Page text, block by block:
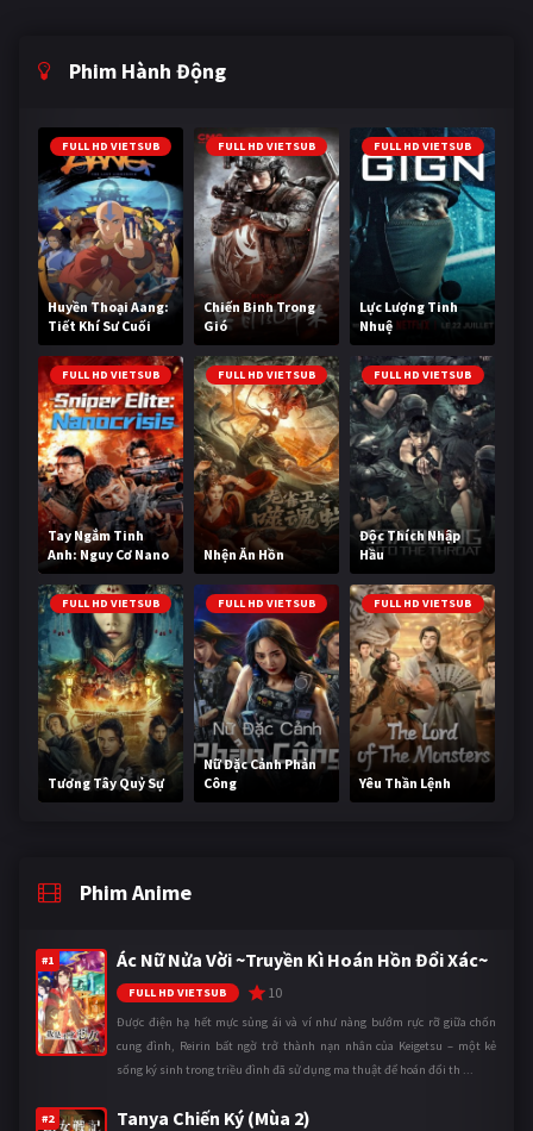
Phim Hành Động
FULL HD VIETSUB
Huyền Thoại Aang:
Tiết Khí Sư Cuối
Cùng
FULL HD VIETSUB
Chiến Binh Trong
Gió
FULL HD VIETSUB
Lực Lượng Tinh
Nhuệ
FULL HD VIETSUB
Tay Ngắm Tinh
Anh: Nguy Cơ Nano
FULL HD VIETSUB
Nhện Ăn Hồn
FULL HD VIETSUB
Độc Thích Nhập
Hầu
FULL HD VIETSUB
Tương Tây Quỷ Sự
FULL HD VIETSUB
Nữ Đặc Cảnh Phản
Công
FULL HD VIETSUB
Yêu Thần Lệnh
Phim Anime
#1 Ác Nữ Nửa Vời ~Truyền Kì Hoán Hồn Đổi Xác~
FULL HD VIETSUB 10
Được điện hạ hết mực sủng ái và ví như nàng bướm rực rỡ giữa chốn
cung đình, Reirin bất ngờ trở thành nạn nhân của Keigetsu – một kẻ
sống ký sinh trong triều đình đã sử dụng ma thuật để hoán đổi th ...
#2 Tanya Chiến Ký (Mùa 2)